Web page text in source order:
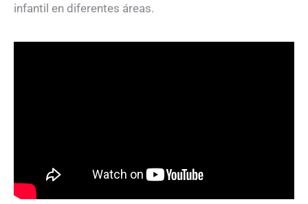
infantil en diferentes áreas.